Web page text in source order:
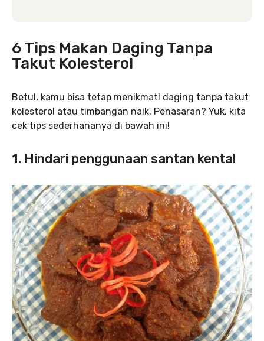
6 Tips Makan Daging Tanpa
Takut Kolesterol
Betul, kamu bisa tetap menikmati daging tanpa takut
kolesterol atau timbangan naik. Penasaran? Yuk, kita
cek tips sederhananya di bawah ini!
1. Hindari penggunaan santan kental